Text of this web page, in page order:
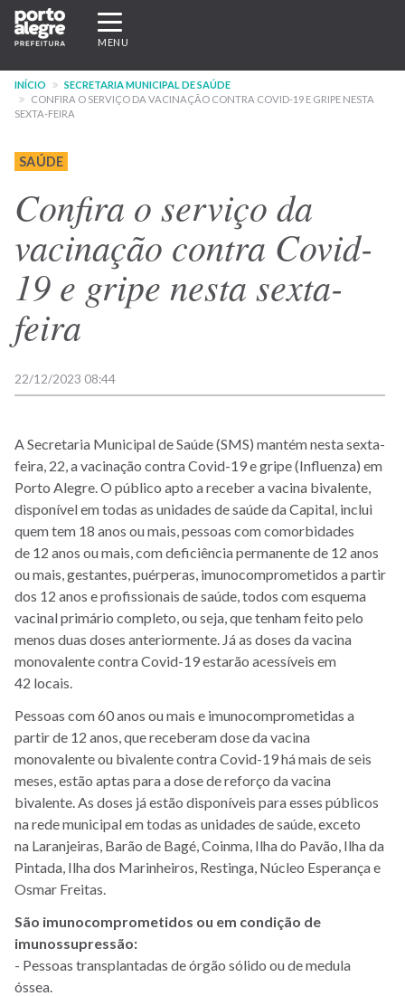
Pular
para
conteúdo
principal
Expandir/recolher
navegação
MENU
INÍCIO
SECRETARIA MUNICIPAL DE SAÚDE
CONFIRA O SERVIÇO DA VACINAÇÃO CONTRA COVID-19 E GRIPE NESTA
SEXTA-FEIRA
SAÚDE
Confira o serviço da
vacinação contra Covid-
19 e gripe nesta sexta-
feira
22/12/2023 08:44
A Secretaria Municipal de Saúde (SMS) mantém nesta sexta-
feira, 22, a vacinação contra Covid-19 e gripe (Influenza) em
Porto Alegre. O público apto a receber a vacina bivalente,
disponível em todas as unidades de saúde da Capital, inclui
quem tem 18 anos ou mais, pessoas com comorbidades
de 12 anos ou mais, com deficiência permanente de 12 anos
ou mais, gestantes, puérperas, imunocomprometidos a partir
dos 12 anos e profissionais de saúde, todos com esquema
vacinal primário completo, ou seja, que tenham feito pelo
menos duas doses anteriormente. Já as doses da vacina
monovalente contra Covid-19 estarão acessíveis em
42 locais.
Pessoas com 60 anos ou mais e imunocomprometidas a
partir de 12 anos, que receberam dose da vacina
monovalente ou bivalente contra Covid-19 há mais de seis
meses, estão aptas para a dose de reforço da vacina
bivalente. As doses já estão disponíveis para esses públicos
na rede municipal em todas as unidades de saúde, exceto
na Laranjeiras, Barão de Bagé, Coinma, Ilha do Pavão, Ilha da
Pintada, Ilha dos Marinheiros, Restinga, Núcleo Esperança e
Osmar Freitas.
São imunocomprometidos ou em condição de
imunossupressão:
- Pessoas transplantadas de órgão sólido ou de medula
óssea.